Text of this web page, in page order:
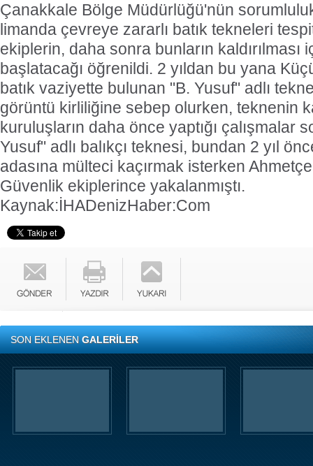
Çanakkale Bölge Müdürlüğü'nün
limanda çevreye zararlı batık tekneleri
ekiplerin, daha sonra bunların kaldırılması
başlatacağı öğrenildi. 2 yıldan bu yana
batık vaziyette bulunan "B. Yusuf" adlı
görüntü kirliliğine sebep olurken, teknenin
kuruluşların daha önce yaptığı çalışmalar
Yusuf" adlı balıkçı teknesi, bundan 2 yıl
adasına mülteci kaçırmak isterken
Güvenlik ekiplerince yakalanmıştı.
Kaynak:İHADenizHaber:Com
SON EKLENENGALERİLER